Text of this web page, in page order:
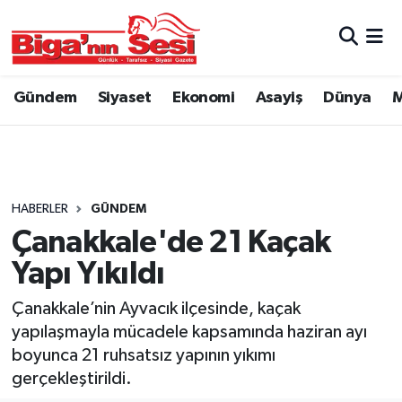
Gündem Siyaset Ekonomi Asayiş Dünya
HABERLER GÜNDEM
Çanakkale'de 21 Kaçak
Yapı Yıkıldı
Çanakkale’nin Ayvacık ilçesinde, kaçak
yapılaşmayla mücadele kapsamında haziran ayı
boyunca 21 ruhsatsız yapının yıkımı
gerçekleştirildi.
Asayiş
Belediye
Dünya
Ekonomi
Genel
Çanakkale Hava Durumu
Tüm Manşetler
Son Dakika Haberleri